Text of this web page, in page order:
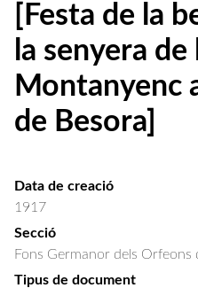
[Festa de la
la senyera de
Montanyenc
de Besora]
Data de creació
1917
Secció
Fons Germanor dels Orfeons
Tipus de document